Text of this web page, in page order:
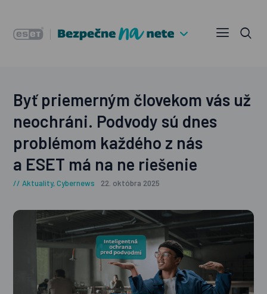
Byť priemerným človekom vás už
neochráni. Podvody sú dnes
problémom každého z nás
a ESET má na ne riešenie
Aktuality,Cybernews 22. októbra 2025